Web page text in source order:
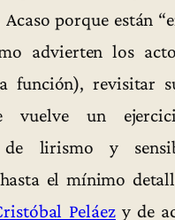
Acaso porque están
advierten los
función), revisitar
vuelve un
de lirismo y
el mínimo
Peláezy de